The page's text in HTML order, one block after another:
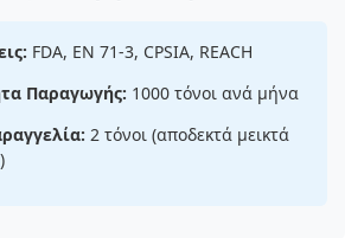
FDA, EN 71-3, CPSIA, REACH
Παραγωγής: 1000 τόνοι ανά μήνα
2 τόνοι (αποδεκτά μεικτά